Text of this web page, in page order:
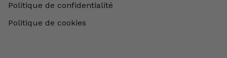
Politique de confidentialité
Politique de cookies